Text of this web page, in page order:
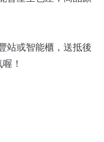
站或智能櫃，送抵後
！